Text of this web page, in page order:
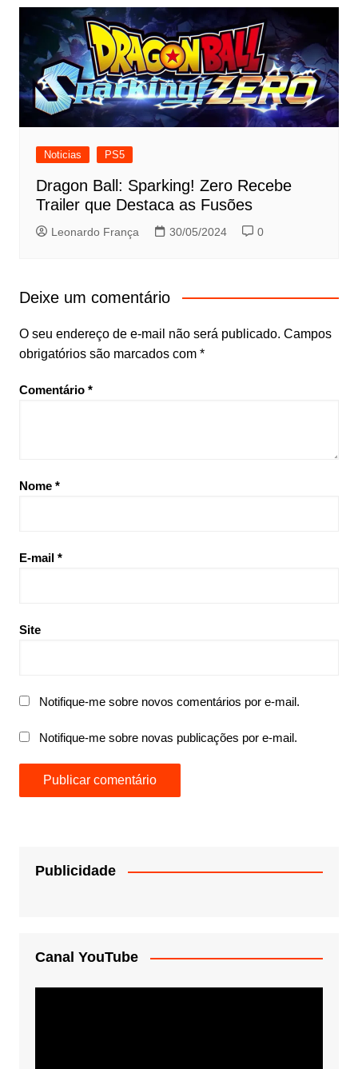
Noticias PS5
Dragon Ball: Sparking! Zero Recebe
Trailer que Destaca as Fusões
Leonardo França 30/05/2024 0
Deixe um comentário
O seu endereço de e-mail não será publicado. Campos
obrigatórios são marcados com *
Comentário *
Nome *
E-mail *
Site
Notifique-me sobre novos comentários por e-mail.
Notifique-me sobre novas publicações por e-mail.
Publicidade
Canal YouTube